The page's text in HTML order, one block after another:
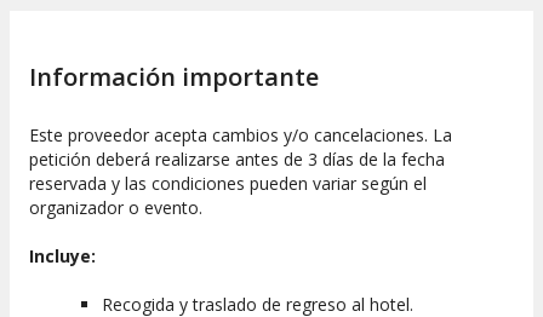
Información importante
Este proveedor acepta cambios y/o cancelaciones. La
petición deberá realizarse antes de 3 días de la fecha
reservada y las condiciones pueden variar según el
organizador o evento.
Incluye:
Recogida y traslado de regreso al hotel.